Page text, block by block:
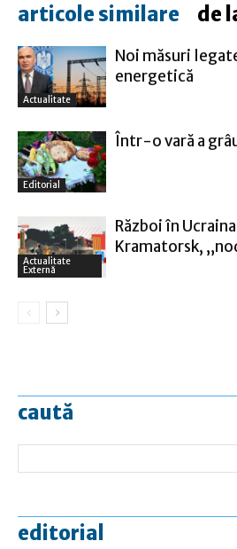
articole similare de
Actualitate
Noi măsuri
energetică
Editorial
Într-o vară a
Actualitate
Externă
Război în
Kramatorsk,
caută
editorial